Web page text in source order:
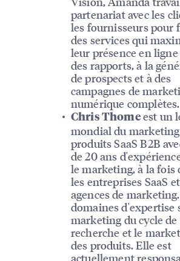
partenariat avec les
les fournisseurs pour
des services qui
leur présence en ligne
des rapports, à la
de prospects et à des
campagnes de
numérique complètes.
Chris Thomeest un
mondial du
produits SaaS B2B
de 20 ans
le marketing, à la fois
les entreprises SaaS
agences de
domaines d'expertise
marketing du cycle de
recherche et le
des produits. Elle est
actuellement